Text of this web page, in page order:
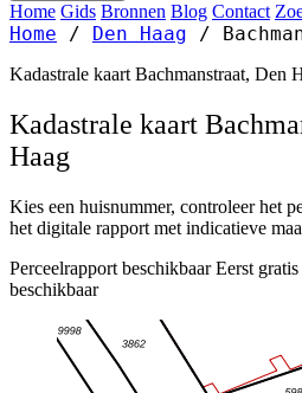
Home Gids Bronnen Blog Contact
Home / Den Haag /
Kadastrale kaart Bachmanstraat, Den
Kadastrale kaart
Haag
Kies een huisnummer, controleer het
het digitale rapport met indicatieve
Perceelrapport beschikbaar Eerst
beschikbaar